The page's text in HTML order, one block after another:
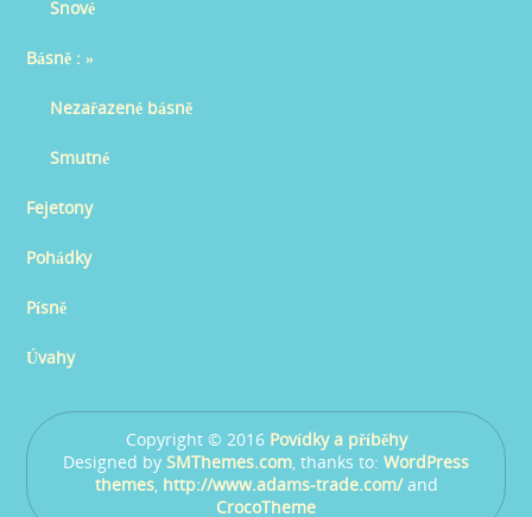
Snové
Básně : »
Nezařazené básně
Smutné
Fejetony
Pohádky
Písně
Úvahy
Copyright © 2016 Povídky a příběhy
Designed by SMThemes.com , thanks to: WordPress
themes, http://www.adams-trade.com/and
CrocoTheme